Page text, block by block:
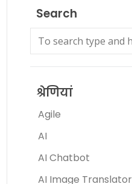
Search
श्रेणियां
Agile
AI
AI Chatbot
AI Image Translator